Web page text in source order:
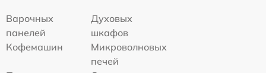
Варочных
панелей
Духовых
шкафов
Кофемашин
Микроволновых
печей